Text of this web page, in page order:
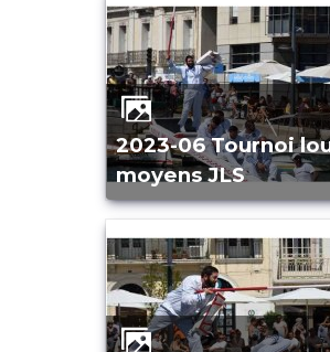
2023-06 Tournoi lourds
moyens JLS